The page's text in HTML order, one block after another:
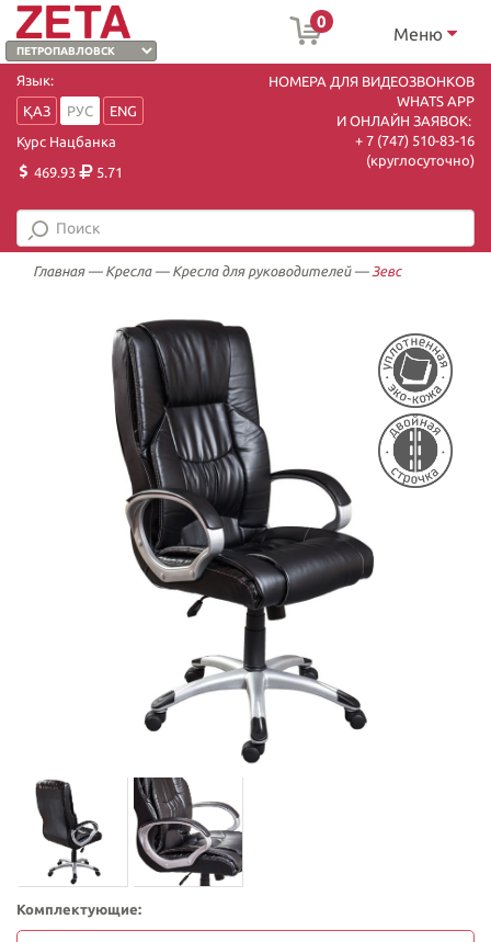
0
Меню
Язык:
ҚАЗ
РУС
ENG
Курс Нацбанка
469.93
5.71
НОМЕРА ДЛЯ ВИДЕОЗВОНКОВ
WHATS APP
И ОНЛАЙН ЗАЯВОК:
+ 7 (747) 510-83-16
(круглосуточно)
Главная— Кресла— Кресла для руководителей— Зевс
Комплектующие: